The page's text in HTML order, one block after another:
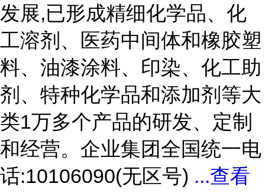
发展,已形成精细化学品、化
工溶剂、医药中间体和橡胶塑
料、油漆涂料、印染、化工助
剂、特种化学品和添加剂等大
类1万多个产品的研发、定制
和经营。企业集团全国统一电
话:10106090(无区号) ...查看